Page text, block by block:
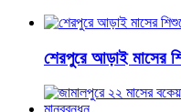
শেরপুরে আড়াই মাসের